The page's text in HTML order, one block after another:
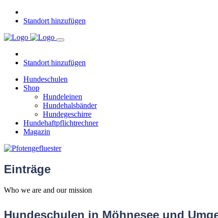
Standort hinzufügen
Standort hinzufügen
Hundeschulen
Shop
Hundeleinen
Hundehalsbänder
Hundegeschirre
Hundehaftpflichtrechner
Magazin
Einträge
Who we are and our mission
Hundeschulen in Möhnesee und